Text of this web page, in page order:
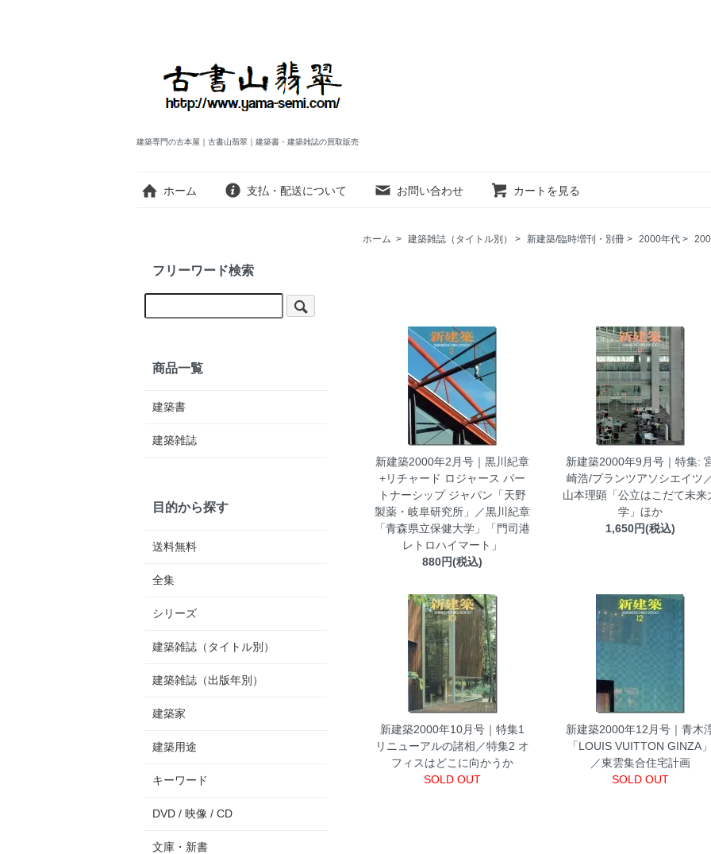
建築専門の古本屋｜古書山翡翠｜建築書・建築雑誌の買取販売
ホーム 支払・配送について お問い合わせ カートを見る
ホーム > 建築雑誌（タイトル別） > 新建築/臨時増刊・別冊 > 2000年代 >
新建築2000年2月号｜黒川紀章
+リチャード ロジャース パー
トナーシップ ジャパン「天野
製薬・岐阜研究所」／黒川紀章
「青森県立保健大学」「門司港
レトロハイマート」
880円(税込)
新建築2000年9月号｜特集:
崎浩/プランツアソシエイツ
山本理顕「公立はこだて未来
学」ほか
1,650円(税込)
新建築2000年10月号｜特集1
リニューアルの諸相／特集2 オ
フィスはどこに向かうか
SOLD OUT
新建築2000年12月号｜青木
「LOUIS VUITTON GINZA
／東雲集合住宅計画
SOLD OUT
フリーワード検索
商品一覧
建築書
建築雑誌
目的から探す
送料無料
全集
シリーズ
建築雑誌（タイトル別）
建築雑誌（出版年別）
建築家
建築用途
キーワード
DVD / 映像 / CD
文庫・新書